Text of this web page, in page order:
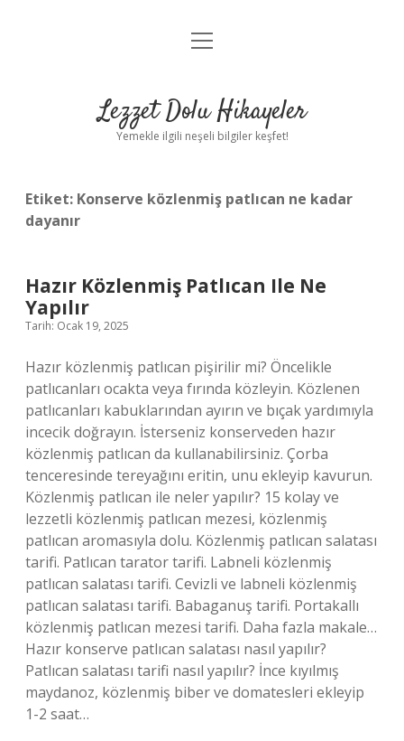
Anasayfa
Yasal Uyarı
menüyü
Lezzet Dolu Hikayeler
Yemekle ilgili neşeli bilgiler keşfet!
Etiket: Konserve közlenmiş patlıcan ne kadar
dayanır
Hazır Közlenmiş Patlıcan Ile Ne
Yapılır
Tarih: Ocak 19, 2025
Hazır közlenmiş patlıcan pişirilir mi? Öncelikle
patlıcanları ocakta veya fırında közleyin. Közlenen
patlıcanları kabuklarından ayırın ve bıçak yardımıyla
incecik doğrayın. İsterseniz konserveden hazır
közlenmiş patlıcan da kullanabilirsiniz. Çorba
tenceresinde tereyağını eritin, unu ekleyip kavurun.
Közlenmiş patlıcan ile neler yapılır? 15 kolay ve
lezzetli közlenmiş patlıcan mezesi, közlenmiş
patlıcan aromasıyla dolu. Közlenmiş patlıcan salatası
tarifi. Patlıcan tarator tarifi. Labneli közlenmiş
patlıcan salatası tarifi. Cevizli ve labneli közlenmiş
patlıcan salatası tarifi. Babaganuş tarifi. Portakallı
közlenmiş patlıcan mezesi tarifi. Daha fazla makale…
Hazır konserve patlıcan salatası nasıl yapılır?
Patlıcan salatası tarifi nasıl yapılır? İnce kıyılmış
maydanoz, közlenmiş biber ve domatesleri ekleyip
1-2 saat…